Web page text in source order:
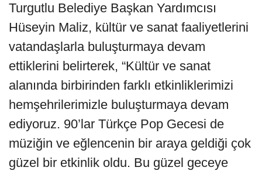
Turgutlu Belediye Başkan Yardımcısı
Hüseyin Maliz, kültür ve sanat faaliyetlerini
vatandaşlarla buluşturmaya devam
ettiklerini belirterek, “Kültür ve sanat
alanında birbirinden farklı etkinliklerimizi
hemşehrilerimizle buluşturmaya devam
ediyoruz. 90’lar Türkçe Pop Gecesi de
müziğin ve eğlencenin bir araya geldiği çok
güzel bir etkinlik oldu. Bu güzel geceye